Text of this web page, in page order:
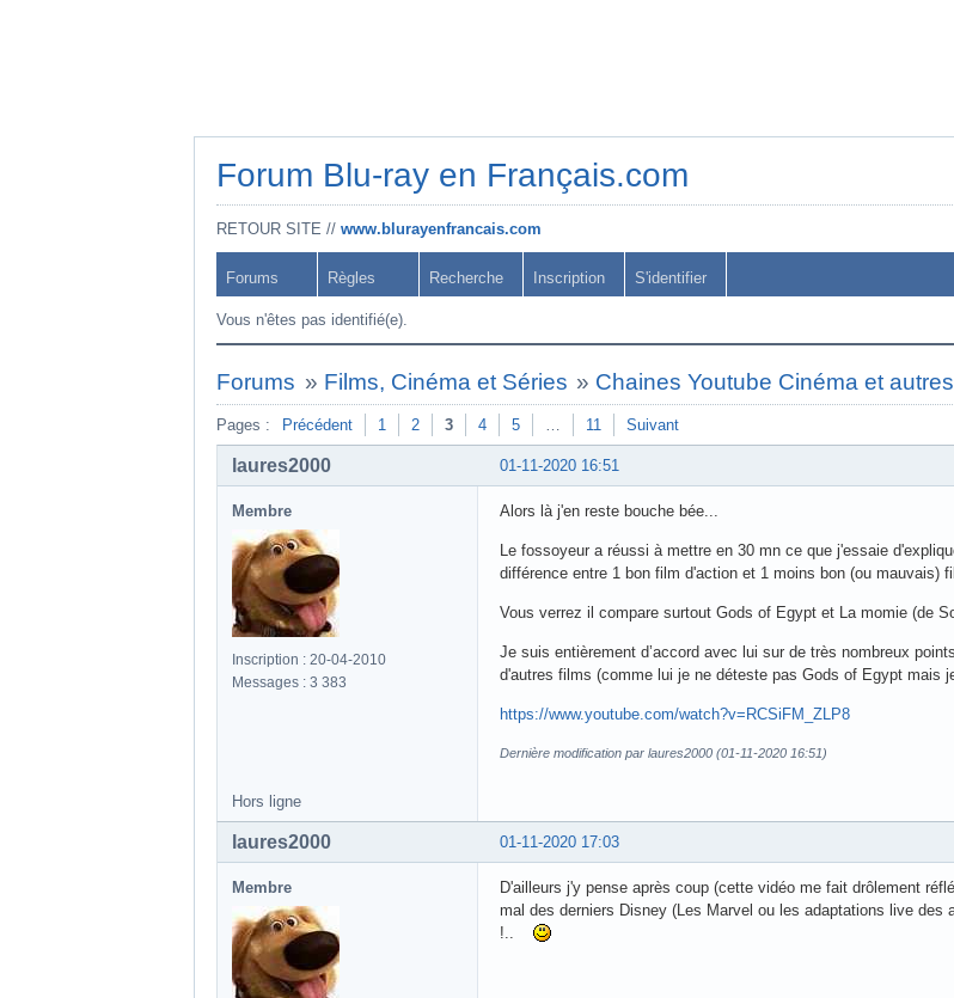
Forum Blu-ray en Français.com
RETOUR SITE // www.blurayenfrancais.com
Forums Règles Recherche Inscription S'identifier
Vous n'êtes pas identifié(e).
Forums » Films, Cinéma et Séries » Chaines Youtube Cinéma et autres
Pages : Précédent 1 2 3 4 5 … 11 Suivant
01-11-2020 16:51
laures2000
Membre
Inscription : 20-04-2010
Messages : 3 383
Alors là j'en reste bouche bée...
Le fossoyeur a réussi à mettre en 30 mn ce que j'essaie
différence entre 1 bon film d'action et 1 moins bon (ou mauvais)
Vous verrez il compare surtout Gods of Egypt et La momie (de
Je suis entièrement d’accord avec lui sur de très nombreux
d'autres films (comme lui je ne déteste pas Gods of Egypt mais
https://www.youtube.com/watch?v=RCSiFM_ZLP8
Dernière modification par laures2000 (01-11-2020 16:51)
Hors ligne
01-11-2020 17:03
laures2000
Membre D'ailleurs j'y pense après coup (cette vidéo me fait drôlement
mal des derniers Disney (Les Marvel ou les adaptations live
!..